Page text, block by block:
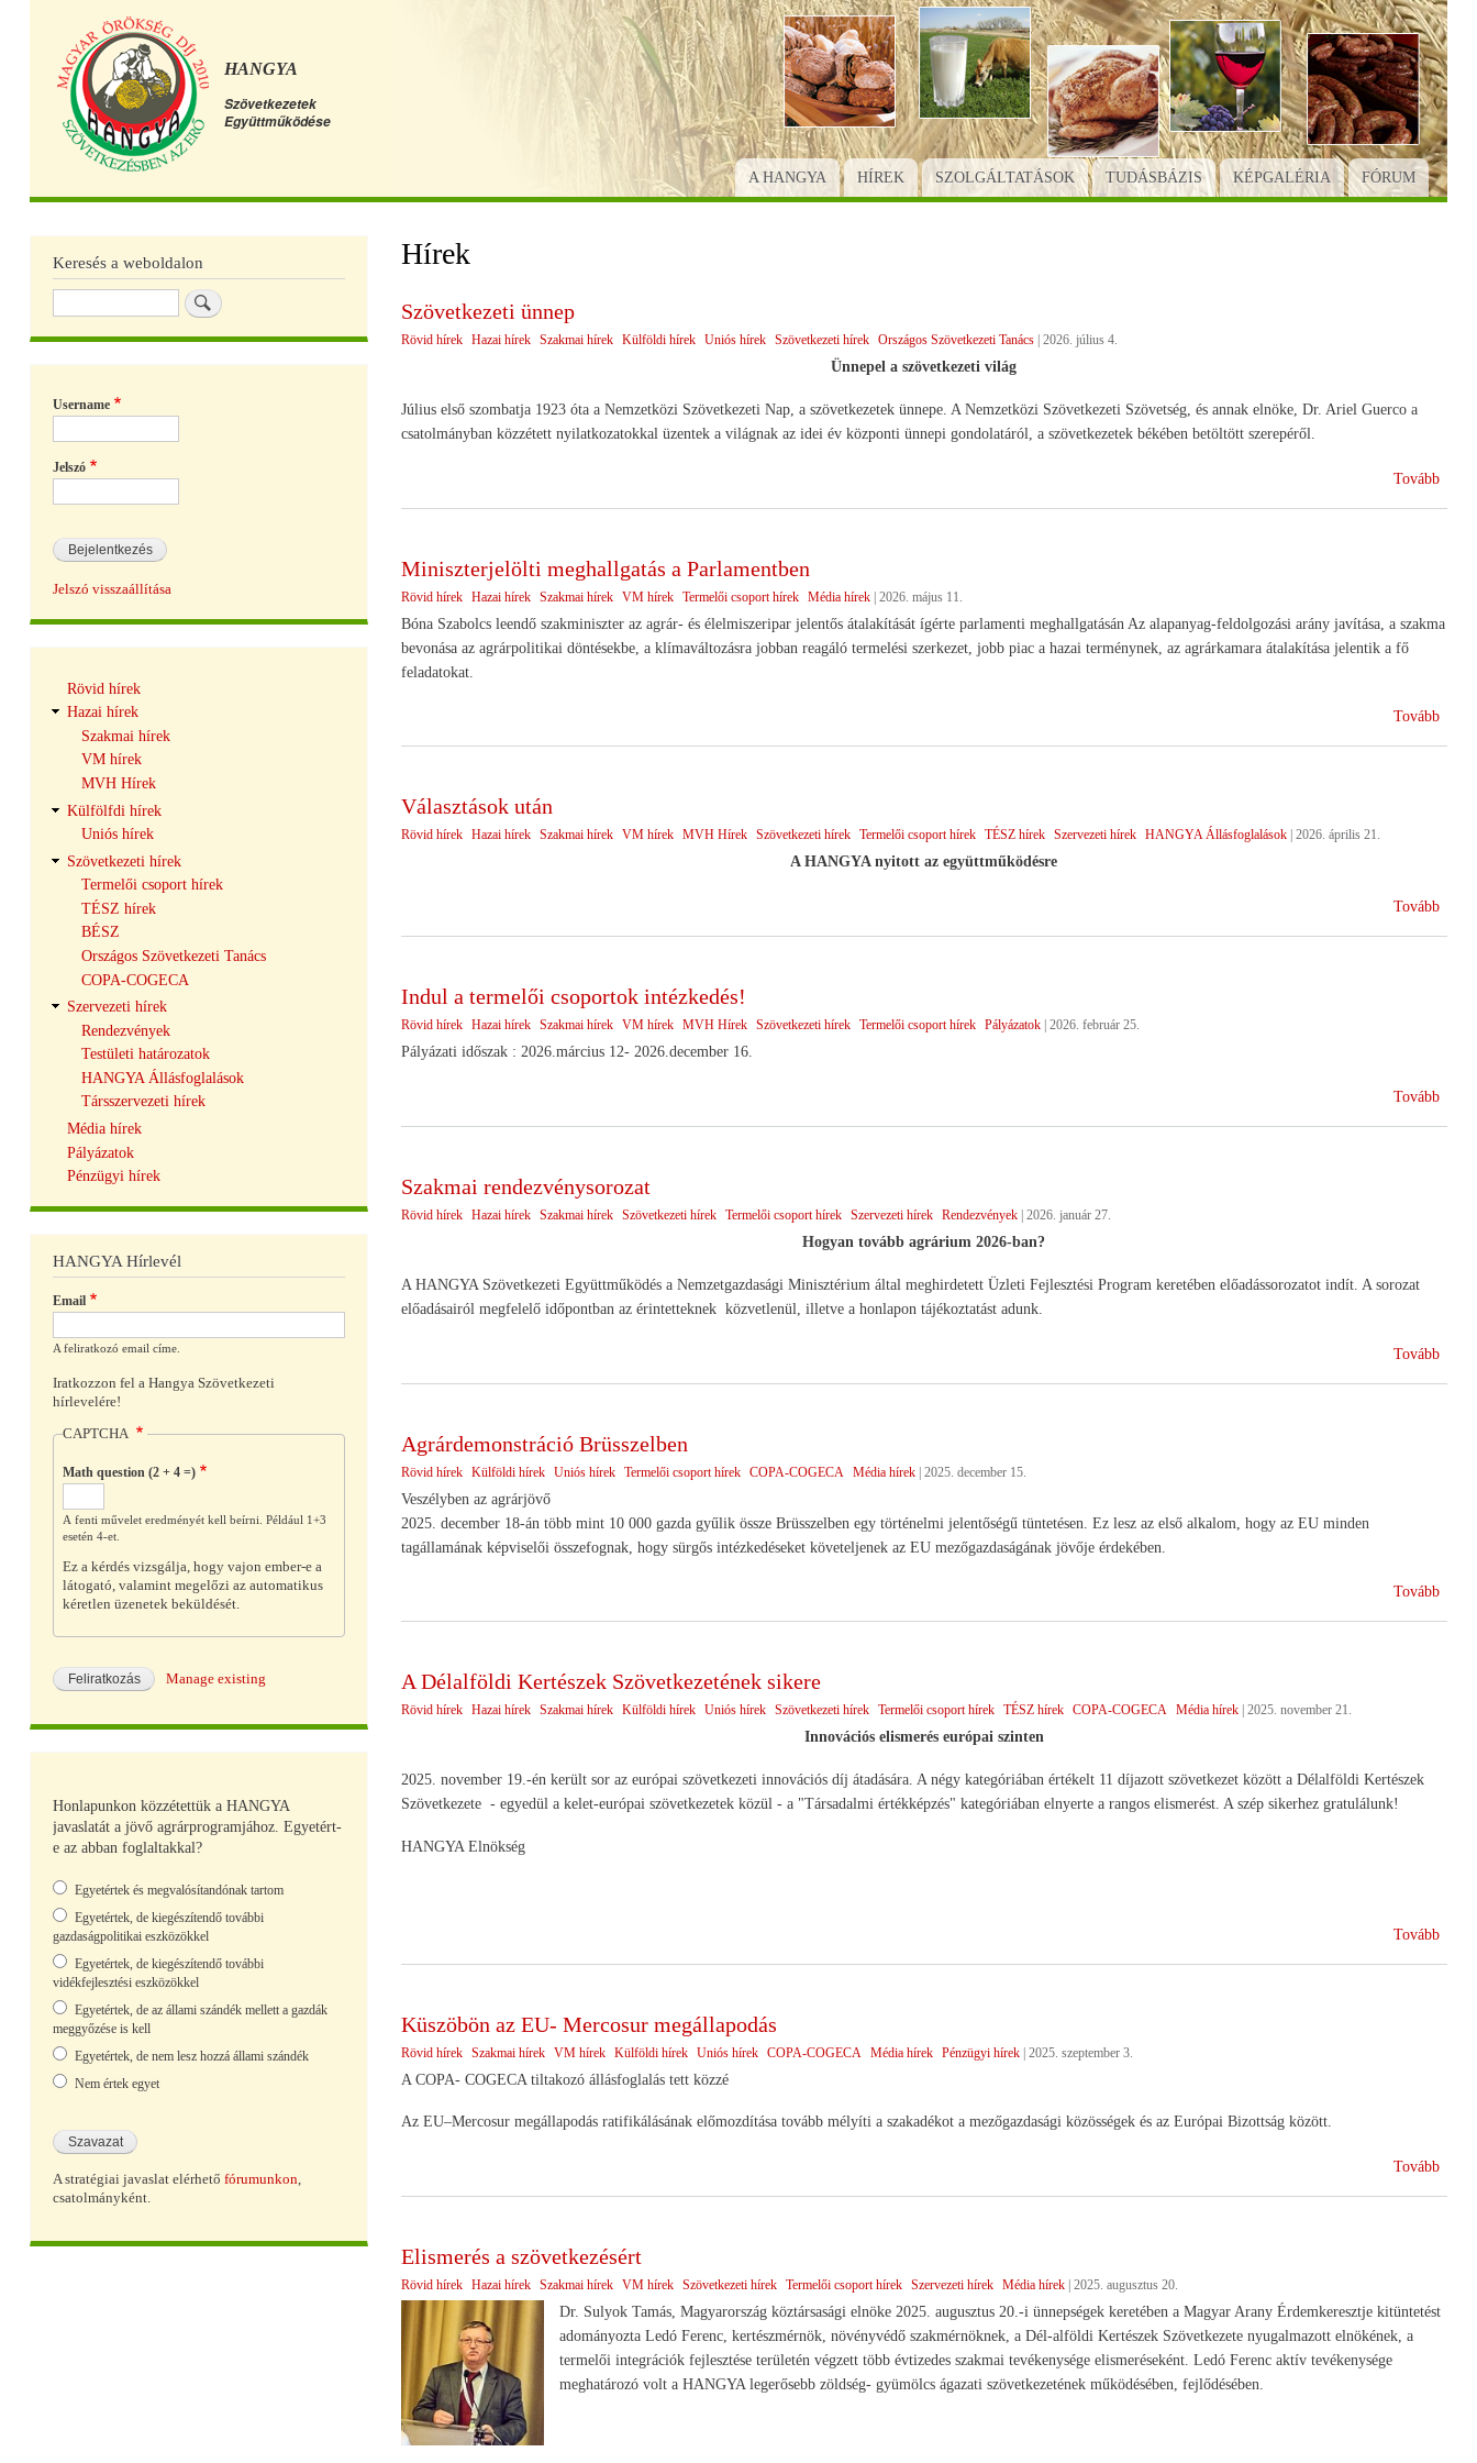
Ugrás
a
tartalomra
HANGYA
Szövetkezetek
Együttműködése
Főmenü
A HANGYA HÍREK SZOLGÁLTATÁSOK TUDÁSBÁZIS KÉPGALÉRIA FÓRUM
Hírek
Szövetkezeti ünnep
Rövid hírek Hazai hírek Szakmai hírek Külföldi hírek Uniós hírek Szövetkezeti hírek Országos Szövetkezeti Tanács 2026. július 4.
Ünnepel a szövetkezeti világ
Július első szombatja 1923 óta a Nemzetközi Szövetkezeti Nap, a szövetkezetek ünnepe. A Nemzetközi Szövetkezeti Szövetség, és annak elnöke, Dr. Ariel Guerco a
csatolmányban közzétett nyilatkozatokkal üzentek a világnak az idei év központi ünnepi gondolatáról, a szövetkezetek békében betöltött szerepéről.
Tovább
Miniszterjelölti meghallgatás a Parlamentben
Rövid hírek Hazai hírek Szakmai hírek VM hírek Termelői csoport hírek Média hírek | 2026. május 11.
Bóna Szabolcs leendő szakminiszter az agrár- és élelmiszeripar jelentős átalakítását ígérte parlamenti meghallgatásán Az alapanyag-feldolgozási arány javítása, a szakma
bevonása az agrárpolitikai döntésekbe, a klímaváltozásra jobban reagáló termelési szerkezet, jobb piac a hazai terménynek, az agrárkamara átalakítása jelentik a fő
feladatokat.
Tovább
Választások után
Rövid hírek Hazai hírek Szakmai hírek VM hírek MVH Hírek Szövetkezeti hírek Termelői csoport hírek TÉSZ hírek Szervezeti hírek HANGYA Állásfoglalások 2026. április 21.
A HANGYA nyitott az együttműködésre
Tovább
Indul a termelői csoportok intézkedés!
Rövid hírek Hazai hírek Szakmai hírek VM hírek MVH Hírek Szövetkezeti hírek Termelői csoport hírek Pályázatok 2026. február 25.
Pályázati időszak : 2026.március 12- 2026.december 16.
Tovább
Szakmai rendezvénysorozat
Rövid hírek Hazai hírek Szakmai hírek Szövetkezeti hírek Termelői csoport hírek Szervezeti hírek Rendezvények 2026. január 27.
Hogyan tovább agrárium 2026-ban?
A HANGYA Szövetkezeti Együttműködés a Nemzetgazdasági Minisztérium által meghirdetett Üzleti Fejlesztési Program keretében előadássorozatot indít. A sorozat
előadásairól megfelelő időpontban az érintetteknek közvetlenül, illetve a honlapon tájékoztatást adunk.
Tovább
Agrárdemonstráció Brüsszelben
Rövid hírek Külföldi hírek Uniós hírek Termelői csoport hírek COPA-COGECA Média hírek | 2025. december 15.
Veszélyben az agrárjövő
2025. december 18-án több mint 10 000 gazda gyűlik össze Brüsszelben egy történelmi jelentőségű tüntetésen. Ez lesz az első alkalom, hogy az EU minden
tagállamának képviselői összefognak, hogy sürgős intézkedéseket követeljenek az EU mezőgazdaságának jövője érdekében.
Tovább
A Délalföldi Kertészek Szövetkezetének sikere
Rövid hírek Hazai hírek Szakmai hírek Külföldi hírek Uniós hírek Szövetkezeti hírek Termelői csoport hírek TÉSZ hírek COPA-COGECA Média hírek 2025. november 21.
Innovációs elismerés európai szinten
2025. november 19.-én került sor az európai szövetkezeti innovációs díj átadására. A négy kategóriában értékelt 11 díjazott szövetkezet között a Délalföldi Kertészek
Szövetkezete - egyedül a kelet-európai szövetkezetek közül - a "Társadalmi értékképzés" kategóriában elnyerte a rangos elismerést. A szép sikerhez gratulálunk!
HANGYA Elnökség
Tovább
Küszöbön az EU- Mercosur megállapodás
Rövid hírek Szakmai hírek VM hírek Külföldi hírek Uniós hírek COPA-COGECA Média hírek Pénzügyi hírek | 2025. szeptember 3.
A COPA- COGECA tiltakozó állásfoglalás tett közzé
Az EU–Mercosur megállapodás ratifikálásának előmozdítása tovább mélyíti a szakadékot a mezőgazdasági közösségek és az Európai Bizottság között.
Tovább
Elismerés a szövetkezésért
Rövid hírek Hazai hírek Szakmai hírek VM hírek Szövetkezeti hírek Termelői csoport hírek Szervezeti hírek Média hírek 2025. augusztus 20.
Dr. Sulyok Tamás, Magyarország köztársasági elnöke 2025. augusztus 20.-i ünnepségek keretében a Magyar Arany Érdemkeresztje kitüntetést
adományozta Ledó Ferenc, kertészmérnök, növényvédő szakmérnöknek, a Dél-alföldi Kertészek Szövetkezete nyugalmazott elnökének, a
termelői integrációk fejlesztése területén végzett több évtizedes szakmai tevékenysége elismeréseként. Ledó Ferenc aktív tevékenysége
meghatározó volt a HANGYA legerősebb zöldség- gyümölcs ágazati szövetkezetének működésében, fejlődésében.
Keresés a weboldalon
Username
Jelszó
Jelszó visszaállítása
navigáció
Rövid hírek
Hazai hírek
Szakmai hírek
VM hírek
MVH Hírek
Külfölfdi hírek
Uniós hírek
Szövetkezeti hírek
Termelői csoport hírek
TÉSZ hírek
BÉSZ
Országos Szövetkezeti Tanács
COPA-COGECA
Szervezeti hírek
Rendezvények
Testületi határozatok
HANGYA Állásfoglalások
Társszervezeti hírek
Média hírek
Pályázatok
Pénzügyi hírek
HANGYA Hírlevél
Email
A feliratkozó email címe.
Iratkozzon fel a Hangya Szövetkezeti
hírlevelére!
CAPTCHA
Math question (2 + 4 =)
A fenti művelet eredményét kell beírni. Például 1+3
esetén 4-et.
Ez a kérdés vizsgálja, hogy vajon ember-e a
látogató, valamint megelőzi az automatikus
kéretlen üzenetek beküldését.
Manage existing
Honlapunkon közzétettük a HANGYA
javaslatát a jövő agrárprogramjához. Egyetért-
e az abban foglaltakkal?
Választások
Egyetértek és megvalósítandónak tartom
Egyetértek, de kiegészítendő további
gazdaságpolitikai eszközökkel
Egyetértek, de kiegészítendő további
vidékfejlesztési eszközökkel
Egyetértek, de az állami szándék mellett a gazdák
meggyőzése is kell
Egyetértek, de nem lesz hozzá állami szándék
Nem értek egyet
A stratégiai javaslat elérhető fórumunkon
csatolmányként.